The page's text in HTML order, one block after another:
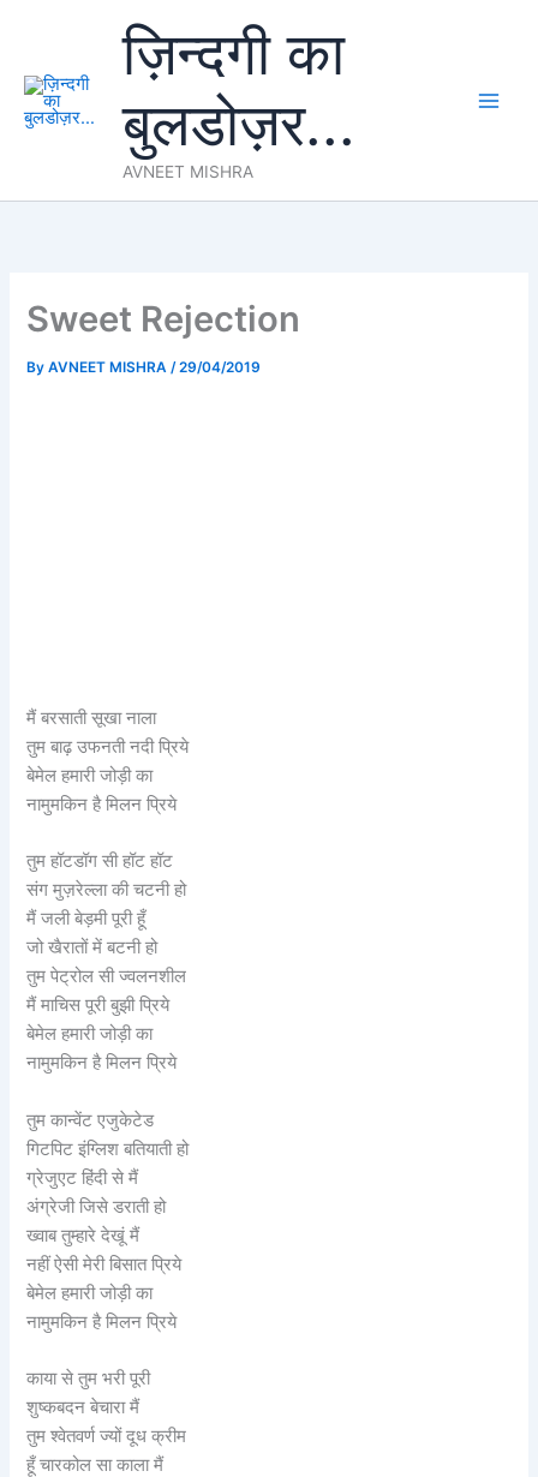
content
ज़िन्दगी का
बुलडोज़र...
AVNEET MISHRA
Sweet Rejection
ByAVNEET MISHRA/29/04/2019
मैं बरसाती सूखा नाला
तुम बाढ़ उफनती नदी प्रिये
बेमेल हमारी जोड़ी का
नामुमकिन है मिलन प्रिये
तुम हॉटडॉग सी हॉट हॉट
संग मुज़रेल्ला की चटनी हो
मैं जली बेड़मी पूरी हूँ
जो खैरातों में बटनी हो
तुम पेट्रोल सी ज्वलनशील
मैं माचिस पूरी बुझी प्रिये
बेमेल हमारी जोड़ी का
नामुमकिन है मिलन प्रिये
तुम कान्वेंट एजुकेटेड
गिटपिट इंग्लिश बतियाती हो
ग्रेजुएट हिंदी से मैं
अंग्रेजी जिसे डराती हो
ख्वाब तुम्हारे देखूं मैं
नहीं ऐसी मेरी बिसात प्रिये
बेमेल हमारी जोड़ी का
नामुमकिन है मिलन प्रिये
काया से तुम भरी पूरी
शुष्कबदन बेचारा मैं
तुम श्वेतवर्ण ज्यों दूध क्रीम
हूँ चारकोल सा काला मैं